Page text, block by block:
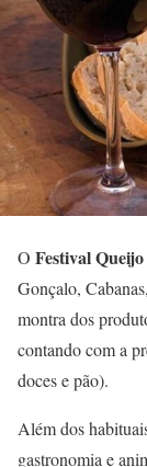
O Festival
Gonçalo,
montra dos
contando com a
doces e pão).
Além dos
gastronomia e